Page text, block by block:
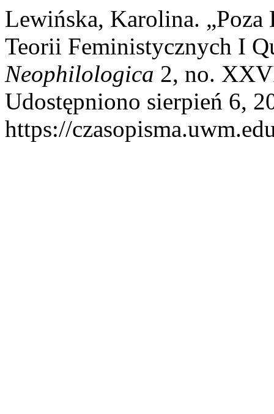
Lewińska, Karolina.
Teorii Feministycznych I
Neophilologica 2, no.
Udostępniono sierpień 6,
https://